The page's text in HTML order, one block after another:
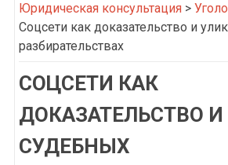
Юридическая консультация>
Соцсети как доказательство и
разбирательствах
СОЦСЕТИ КАК
ДОКАЗАТЕЛЬСТВО И
СУДЕБНЫХ